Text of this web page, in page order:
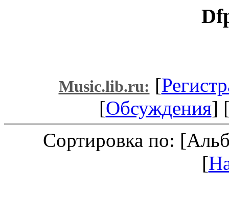
Music.lib.ru: [
[Обсуждения]
Сортировка по:
[